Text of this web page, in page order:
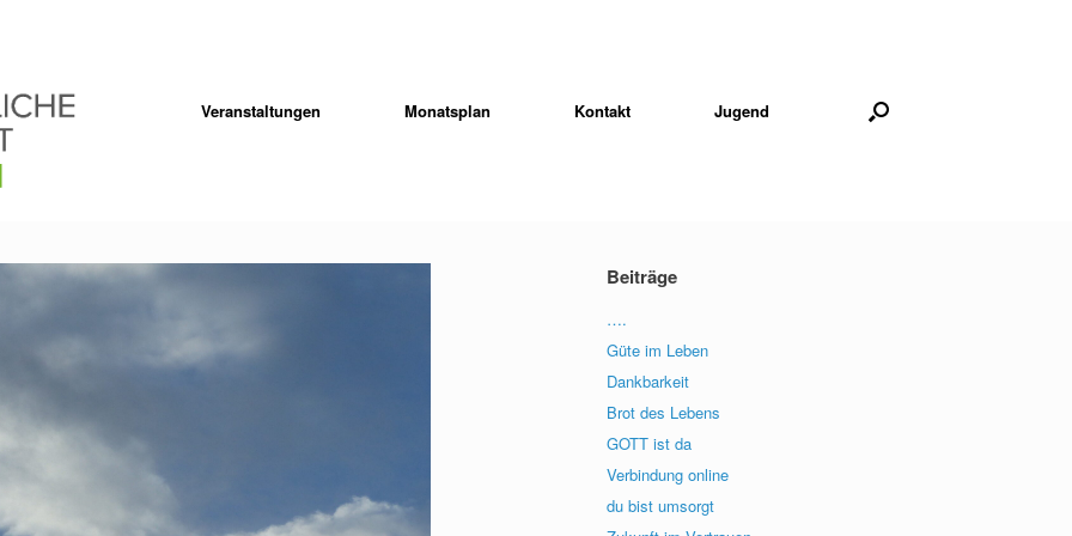
Veranstaltungen Monatsplan Kontakt Jugend
Beiträge
….
Güte im Leben
Dankbarkeit
Brot des Lebens
GOTT ist da
Verbindung online
du bist umsorgt